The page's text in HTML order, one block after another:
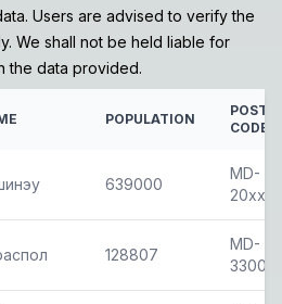
Users are advised to verify the
We shall not be held liable for
the data provided.
POPULATION
CODE
639000
MD-
20xx
128807
MD-
3300